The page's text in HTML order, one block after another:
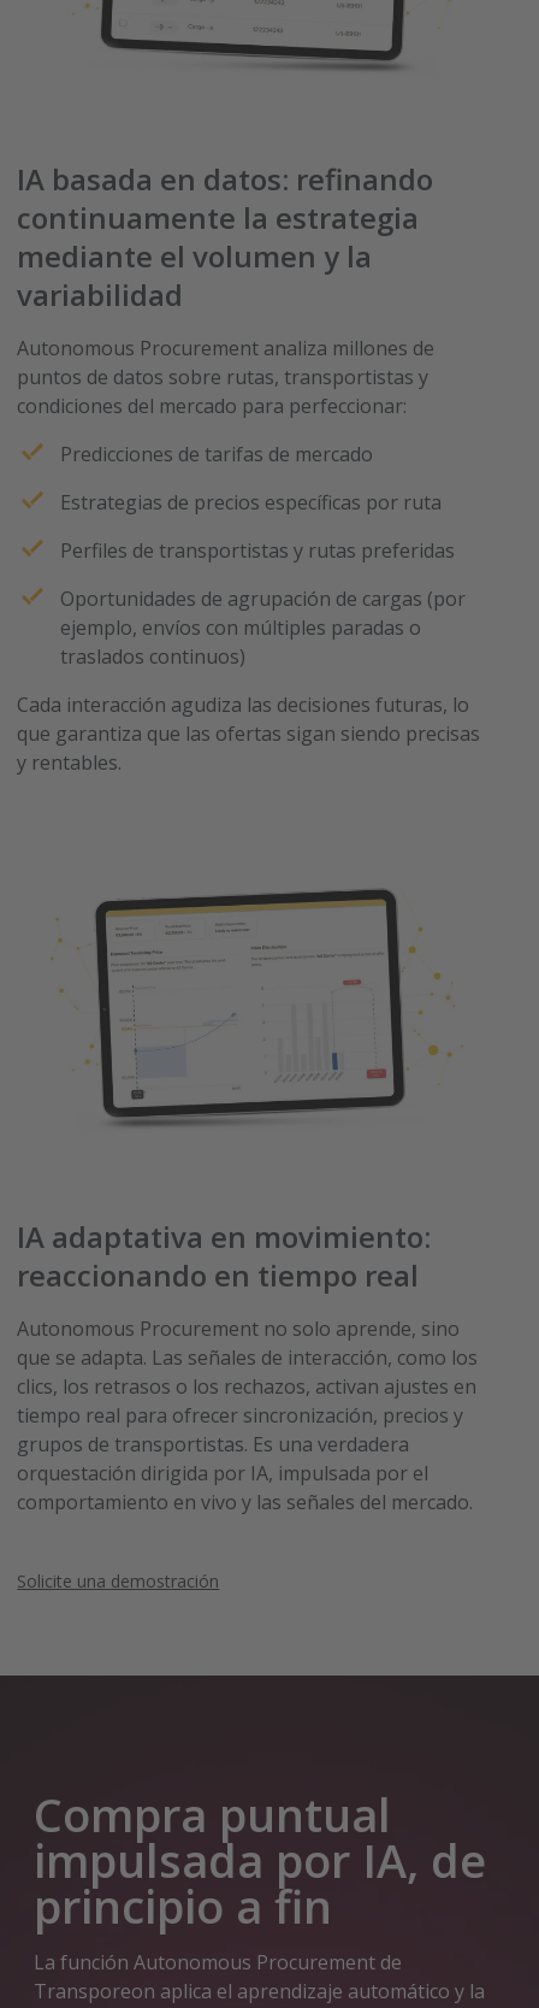
IA basada en datos: refinando
continuamente la estrategia
mediante el volumen y la
variabilidad
Autonomous Procurement analiza millones de
puntos de datos sobre rutas, transportistas y
condiciones del mercado para perfeccionar:
Predicciones de tarifas de mercado
Estrategias de precios específicas por ruta
Perfiles de transportistas y rutas preferidas
Oportunidades de agrupación de cargas (por
ejemplo, envíos con múltiples paradas o
traslados continuos)
Cada interacción agudiza las decisiones futuras, lo
que garantiza que las ofertas sigan siendo precisas
y rentables.
IA adaptativa en movimiento:
reaccionando en tiempo real
Autonomous Procurement no solo aprende, sino
que se adapta. Las señales de interacción, como los
clics, los retrasos o los rechazos, activan ajustes en
tiempo real para ofrecer sincronización, precios y
grupos de transportistas. Es una verdadera
orquestación dirigida por IA, impulsada por el
comportamiento en vivo y las señales del mercado.
Solicite una demostración
Compra puntual
impulsada por IA, de
principio a fin
La función Autonomous Procurement de
Transporeon aplica el aprendizaje automático y la